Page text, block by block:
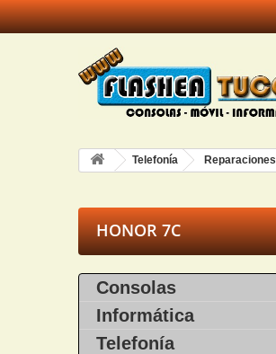
Telefonía Reparaciones
HONOR 7C
Consolas
Informática
Telefonía